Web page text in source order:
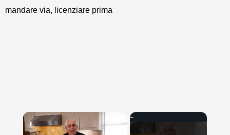
mandare via, licenziare prima